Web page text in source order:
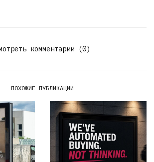
комментарии (0)
ПОХОЖИЕ ПУБЛИКАЦИИ